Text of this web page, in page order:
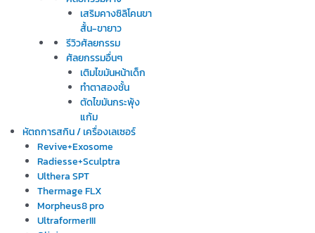
เสริมคางซิลิโคนขา
สั้น-ขายาว
รีวิวศัลยกรรม
ศัลยกรรมอื่นๆ
เติมไขมันหน้าเด็ก
ทำตาสองชั้น
ตัดไขมันกระพุ้ง
แก้ม
หัตถการสกิน / เครื่องเลเซอร์
Revive+Exosome
Radiesse+Sculptra
Ulthera SPT
Thermage FLX
Morpheus8 pro
UltraformerIII